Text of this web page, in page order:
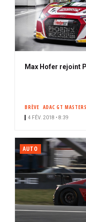
Max Hofer rejoint
BRÈVE ADAC GT MASTERS
4 FÉV. 2018 • 8:39
AUTO